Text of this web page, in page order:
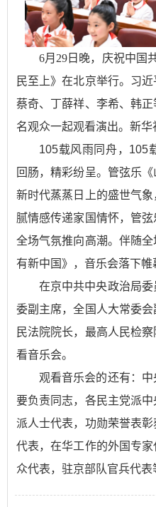
6月29日晚，庆祝中国
民至上》在北京举行。习
蔡奇、丁薛祥、李希、韩
名观众一起观看演出。新华
105载风雨同舟，105
回肠，精彩纷呈。管弦乐
新时代蒸蒸日上的盛世气
腻情感传递家国情怀，管
全场气氛推向高潮。伴随
有新中国》，音乐会落下帷
在京中共中央政治局
委副主席，全国人大常委
民法院院长，最高人民检
看音乐会。
观看音乐会的还有：
要负责同志，各民主党派
派人士代表，功勋荣誉表
代表，在华工作的外国专
众代表，驻京部队官兵代表